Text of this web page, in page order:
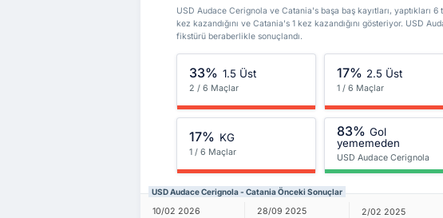
USD Audace Cerignola ve Catania's başa baş kayıtları, yaptıkları
kez kazandığını ve Catania's 1 kez kazandığını gösteriyor. USD
fikstürü beraberlikle sonuçlandı.
33% 1.5 Üst
2 / 6 Maçlar
17% 2.5 Üst
1 / 6 Maçlar
17% KG
1 / 6 Maçlar
83% Gol
yememeden
USD Audace Cerignola
USD Audace Cerignola - Catania Önceki Sonuçlar
10/02 2026 28/09 2025 2/02 2025